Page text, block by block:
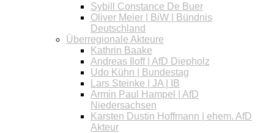
Sybill Constance De Buer
Oliver Meier | BiW | Bündnis
Deutschland
Überregionale Akteure
Kathrin Baake
Andreas Iloff | AfD Diepholz
Udo Kühn | Bundestag
Lars Steinke | JA | IB
Armin Paul Hampel | AfD
Niedersachsen
Karsten Dustin Hoffmann | ehem. AfD
Akteur